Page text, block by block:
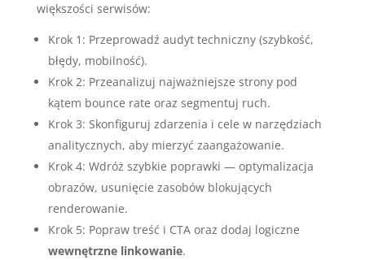
większości serwisów:
Krok 1: Przeprowadź audyt techniczny (szybkość,
błędy, mobilność).
Krok 2: Przeanalizuj najważniejsze strony pod
kątem bounce rate oraz segmentuj ruch.
Krok 3: Skonfiguruj zdarzenia i cele w narzędziach
analitycznych, aby mierzyć zaangażowanie.
Krok 4: Wdróż szybkie poprawki — optymalizacja
obrazów, usunięcie zasobów blokujących
renderowanie.
Krok 5: Popraw treść i CTA oraz dodaj logiczne
wewnętrzne linkowanie.